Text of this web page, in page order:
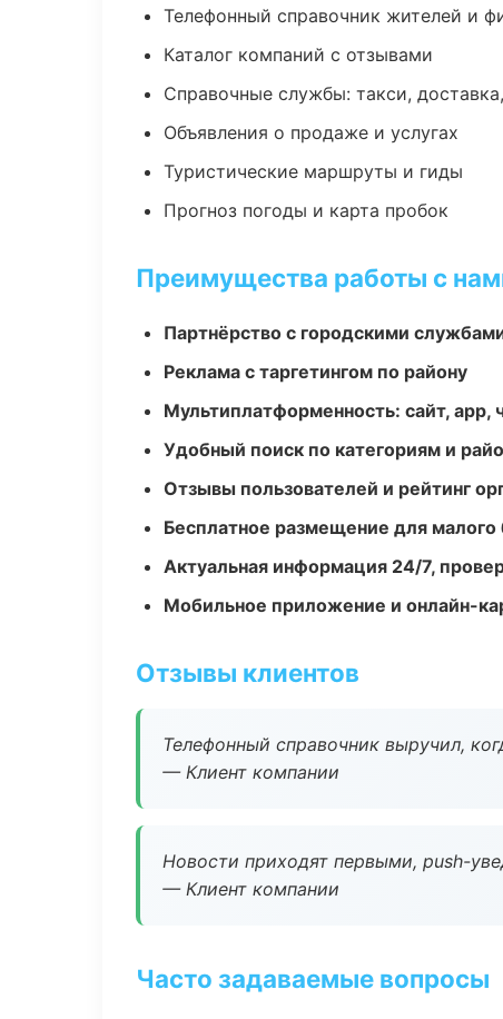
Телефонный справочник жителей и
Каталог компаний с отзывами
Справочные службы: такси,
Объявления о продаже и услугах
Туристические маршруты и гиды
Прогноз погоды и карта пробок
Преимущества работы с
Партнёрство с городскими
Реклама с таргетингом по району
Мультиплатформенность: сайт, app,
Удобный поиск по категориям и
Отзывы пользователей и рейтинг
Бесплатное размещение для малого
Актуальная информация 24/7,
Мобильное приложение и онлайн-
Отзывы клиентов
Телефонный справочник выручил,
— Клиент компании
Новости приходят первыми, push-
— Клиент компании
Часто задаваемые вопросы